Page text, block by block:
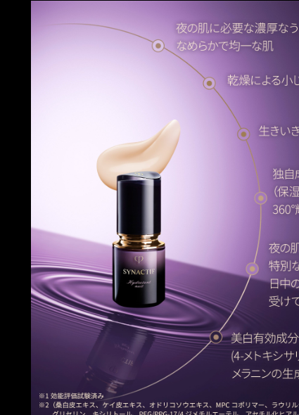
使用期間
約２カ月
知性を結集させた技術と成分
浄化創生に着目した独自成分、ピュリファイングB(保
る、凛とした顔立ちを目指します。
※桑白皮エキス、ケイ皮エキス、オドリコソウエキス、
ルアミノ酢酸ベタイン、イソステアリン酸、グリセリ
ジメチルエーテル、アセチル化ヒアルロン酸ナトリウム
すばやく肌に広がり、肌になじみがよい独自のフォー
夜の肌リズムに着目した特別なテクノロジーを搭載し
けて乱れた肌を、しっとり整えます。
古来より珍重されてきたキク科の植物ヤグルマギクか
美白有効成分4MSK (４－メトキシサリチル酸カリウム
え、シミ・そばかすを防ぎます。
肌に応える歓び
なめらかさを極めた濃厚な美容液が、肌をやわらかく
20万種の中から生まれた奇跡のバラ、ローズシナクテ
香りを基調としています。華やかな香り立ちは、お手
うな心地よさをもたらします。
直射日光にあたってお肌に異常があらわれたときには、
使い始めは、中味が出るまでディスペンサーを数回押
ご使用後は容器の口もとをきれいに拭き、必ずカバーキ
中味衛生上、使用期間中はディスペンサーを容器から
日のあたるところや高温のところに置かないでくださ
火気にご注意ください。
デカン／ポリソルベート８０,モノステアリン酸ポリオキ
テトラシロキサン,トレハロース,キシリット,ポリエチレ
カデミアナッツ油脂肪酸フィトステリル,リンゴ酸ジイソ
グリシン,イソステアリン酸ポリオキシエチレングリセリ
コール,キサンタンガム,サクシノグルカン,クエン酸ナト
三ナトリウム,２－メタクリロイルオキシエチルホスホリ
合体液,イソステアリン酸,無水エタノール,水酸化カリウ
レン（１７）ポリオキシプロピレン（４）ジメチルエー
ム,ラウリルジメチルアミノ酢酸ベタイン,ヤグルマギクエ
キス,アセチル化ヒアルロン酸ナトリウム,ヒアルロン酸ナ
イ皮エキス,大豆リン脂質,ラベンダー油,アラントイン,ニ
イコエキスＢＳ,フェノキシエタノール,香料,黄酸化鉄,ベ
※商品の改良や表示方法の変更などにより、実際の成分と